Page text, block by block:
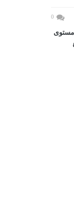
0
مستوى